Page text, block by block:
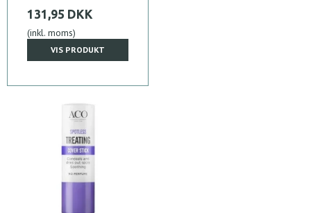
131,95 DKK
(inkl. moms)
VIS PRODUKT